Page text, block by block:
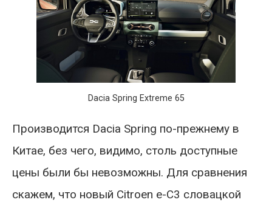
Dacia Spring Extreme 65
Производится Dacia Spring по-прежнему в
Китае, без чего, видимо, столь доступные
цены были бы невозможны. Для сравнения
скажем, что новый Citroen e-C3 словацкой